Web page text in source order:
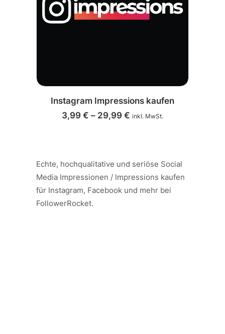
AUSFÜHRUNG WÄHLEN
Instagram Impressions kaufen
3,99 € – 29,99 € Preisspanne:
inkl. MwSt.
Echte, hochqualitative und seriöse Social
Media Impressionen / Impressions kaufen
für Instagram, Facebook und mehr bei
FollowerRocket.